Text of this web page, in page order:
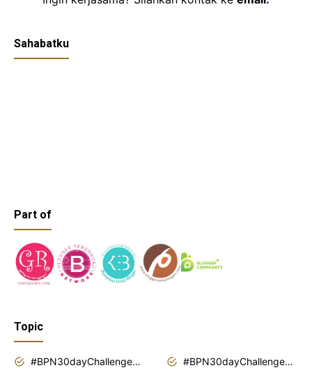
Sahabatku
Part of
Topic
#BPN30dayChallenge2018
#BPN30dayChallenge2019